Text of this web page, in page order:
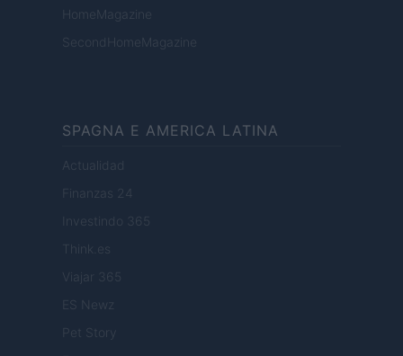
HomeMagazine
SecondHomeMagazine
SPAGNA E AMERICA LATINA
Actualidad
Finanzas 24
Investindo 365
Think.es
Viajar 365
ES Newz
Pet Story